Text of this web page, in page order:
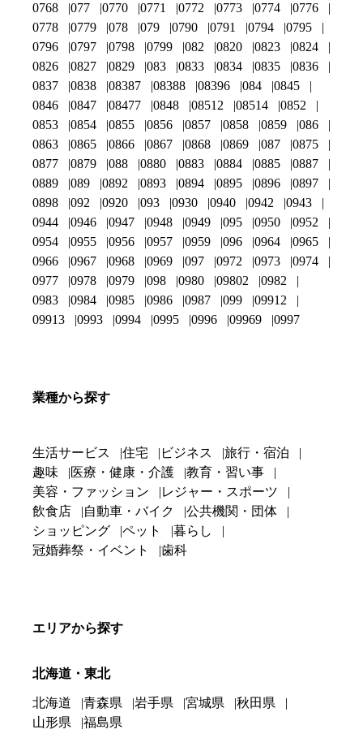
0768
077 0770 0771 0772 0773 0774
0776
0778
0779 078 079 0790 0791 0794
0795
0796
0797 0798 0799 082 0820 0823
0824
0826
0827 0829 083 0833 0834 0835
0836
0837
0838 08387 08388 08396 084
0845
0846
0847 08477 0848 08512 08514
0852
0853
0854 0855 0856 0857 0858 0859
086
0863
0865 0866 0867 0868 0869 087
0875
0877
0879 088 0880 0883 0884 0885
0887
0889
089 0892 0893 0894 0895 0896
0897
0898
092 0920 093 0930 0940 0942
0943
0944
0946 0947 0948 0949 095 0950
0952
0954
0955 0956 0957 0959 096 0964
0965
0966
0967 0968 0969 097 0972 0973
0974
0977
0978 0979 098 0980 09802
0982
0983
0984 0985 0986 0987 099
09912
09913
0993 0994 0995 0996 09969 0997
業種から探す
生活サービス 住宅 ビジネス
旅行・宿泊
趣味
医療・健康・介護
教育・習い事
美容・ファッション
レジャー・スポーツ
飲食店
自動車・バイク
公共機関・団体
ショッピング
ペット
暮らし
冠婚葬祭・イベント
歯科
エリアから探す
北海道・東北
北海道 青森県 岩手県 宮城県
秋田県
山形県
福島県